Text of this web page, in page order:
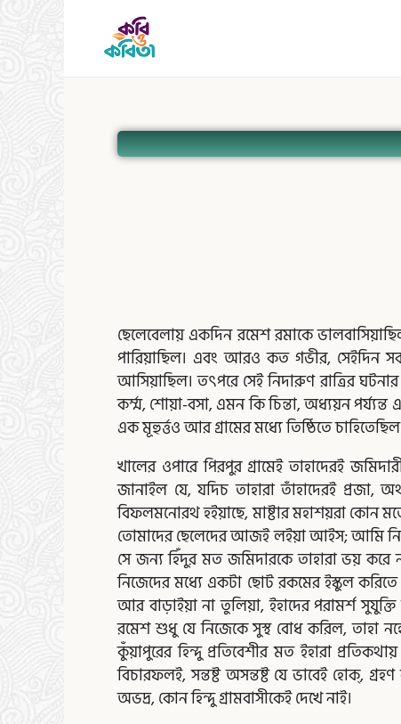
Skip
content
ছেলেবেলায় একদিন রমেশ রমাকে
পারিয়াছিল। এবং আরও কত গভীর, সেইদিন সব
আসিয়াছিল। তৎপরে সেই নিদারুণ রাত্রির
কর্ম্ম, শোয়া-বসা, এমন কি চিন্তা, অধ্যয়ন পর্য্যন্ত
এক মূহুর্ত্তও আর গ্রামের মধ্যে তিষ্ঠিতে
খালের ওপারে পিরপুর গ্রামেই তাহাদেরই
জানাইল যে, যদিচ তাহারা তাঁহাদেরই প্রজা,
বিফলমনোরথ হইয়াছে, মাষ্টার মহাশয়রা কোন
তোমাদের ছেলেদের আজই লইয়া আইস; আমি নিজে
সে জন্য হিঁদুর মত জমিদারকে তাহারা ভয় করে
নিজেদের মধ্যে একটা ছোট রকমের ইস্কুল করিতে
আর বাড়াইয়া না তুলিয়া, ইহাদের পরামর্শ
রমেশ শুধু যে নিজেকে সুস্থ বোধ করিল, তাহা
কুঁয়াপুরের হিন্দু প্রতিবেশীর মত ইহারা
বিচারফলই, সন্তষ্ট অসন্তষ্ট যে ভাবেই হোক্‌,
অভদ্র, কোন হিন্দু গ্রামবাসীকেই দেখে নাই।